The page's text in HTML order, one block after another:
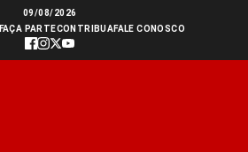
09/08/2026
FAÇA PARTECONTRIBUAFALE CONOSCO